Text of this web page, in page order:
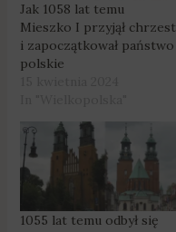
Jak 1058 lat temu
Mieszko I przyjął chrzest
i zapoczątkował państwo
polskie
1055 lat temu odbył się